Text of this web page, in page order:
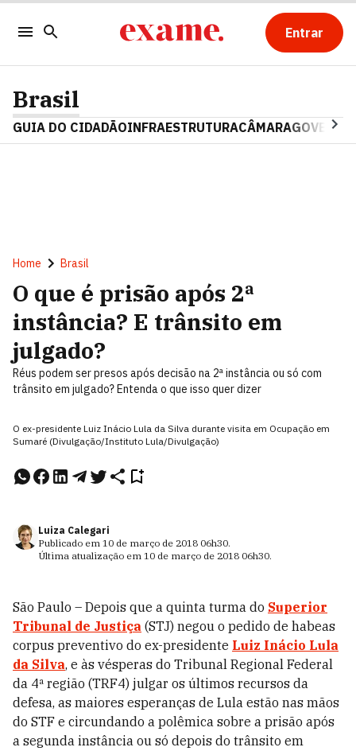
Entrar
Brasil
GUIA DO CIDADÃOINFRAESTRUTURACÂMARAGOVERNO
Home Brasil
O que é prisão após 2ª
instância? E trânsito em
julgado?
Réus podem ser presos após decisão na 2ª instância ou só com
trânsito em julgado? Entenda o que isso quer dizer
O ex-presidente Luiz Inácio Lula da Silva durante visita em Ocupação em
Sumaré (Divulgação/Instituto Lula/Divulgação)
Luiza Calegari
Publicado em 10 de março de 2018 06h30.
Última atualização em 10 de março de 2018 06h30.
São Paulo – Depois que a quinta turma do Superior
Tribunal de Justiça (STJ) negou o pedido de habeas
corpus preventivo do ex-presidente Luiz Inácio Lula
da Silva, e às vésperas do Tribunal Regional Federal
da 4ª região (TRF4) julgar os últimos recursos da
defesa, as maiores esperanças de Lula estão nas mãos
do STF e circundando a polêmica sobre a prisão após
a segunda instância ou só depois do trânsito em